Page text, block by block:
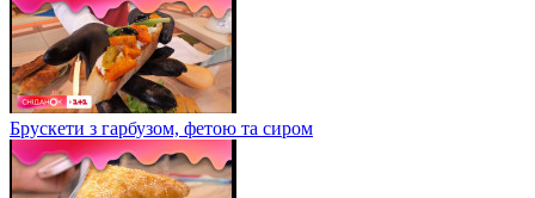
Брускети з гарбузом, фетою та сиром